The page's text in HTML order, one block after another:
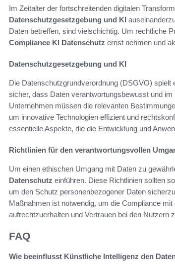
Im Zeitalter der fortschreitenden digitalen
Datenschutzgesetzgebung und KI
Daten betreffen, sind vielschichtig. Um rechtliche
Compliance KI Datenschutz ernst nehmen und
Datenschutzgesetzgebung und KI
Die Datenschutzgrundverordnung (DSGVO) spielt
sicher, dass Daten verantwortungsbewusst und
Unternehmen müssen die relevanten
um innovative Technologien effizient und
essentielle Aspekte, die die Entwicklung und
Richtlinien für den verantwortungsvollen
Um einen ethischen Umgang mit Daten zu
Datenschutz einführen. Diese Richtlinien sollten
um den Schutz personenbezogener Daten
Maßnahmen ist notwendig, um die Compliance
aufrechtzuerhalten und Vertrauen bei den Nutzern
FAQ
Wie beeinflusst Künstliche Intelligenz den